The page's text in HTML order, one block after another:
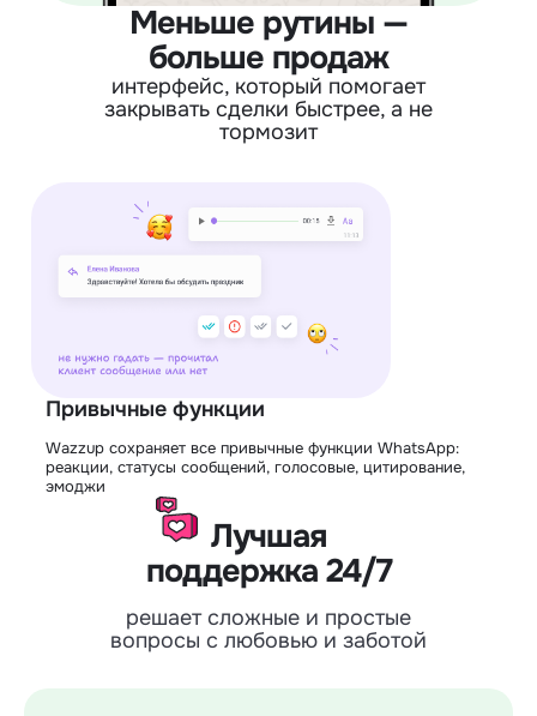
Меньше рутины —
больше продаж
интерфейс, который помогает
закрывать сделки быстрее, а не
тормозит
Привычные функции
Wazzup сохраняет все привычные функции WhatsApp:
реакции, статусы сообщений, голосовые, цитирование,
эмоджи
Лучшая
поддержка 24/7
решает сложные и простые
вопросы с любовью и заботой